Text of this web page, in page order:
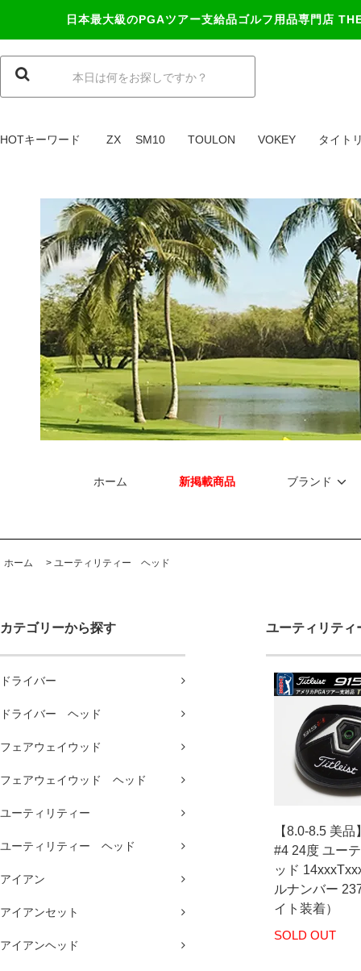
日本最大級のPGAツアー支給品ゴルフ用品専門店
HOTキーワード ZX SM10 TOULON VOKEY タイト
ホーム 新掲載商品 ブランド
ホーム > ユーティリティー ヘッド
カテゴリーから探す
ドライバー
ドライバー ヘッド
フェアウェイウッド
フェアウェイウッド ヘッド
ユーティリティー
ユーティリティー ヘッド
アイアン
アイアンセット
アイアンヘッド
ユーティリテ
【8.0-8.5 美
#4 24度 ユー
ッド
ルナンバー
イト装着）
SOLD OUT